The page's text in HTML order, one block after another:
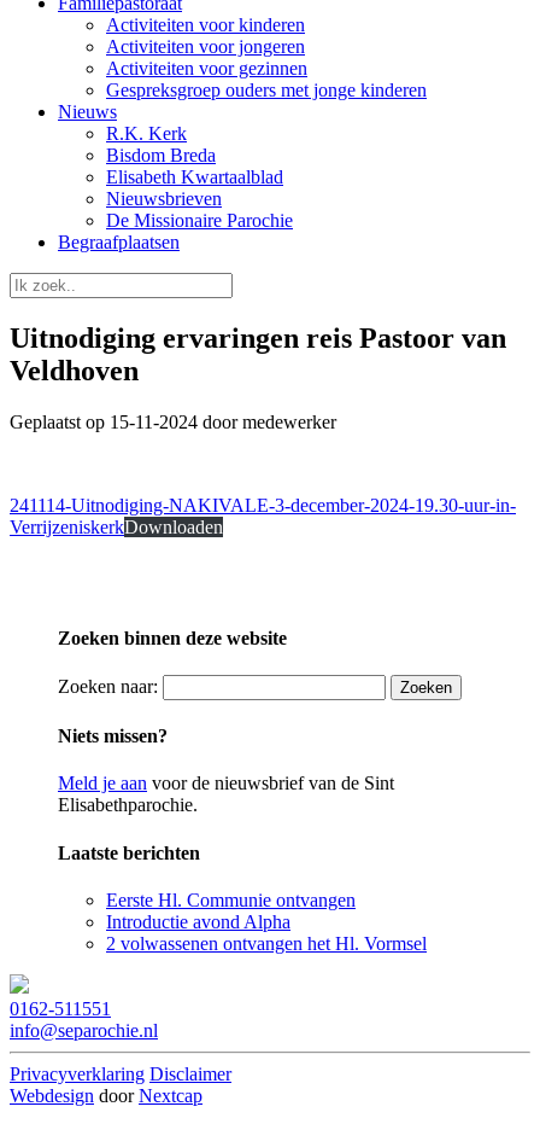
Activiteiten voor kinderen
Activiteiten voor jongeren
Activiteiten voor gezinnen
Gespreksgroep ouders met jonge kinderen
Nieuws
R.K. Kerk
Bisdom Breda
Elisabeth Kwartaalblad
Nieuwsbrieven
De Missionaire Parochie
Begraafplaatsen
Uitnodiging ervaringen reis Pastoor van
Veldhoven
Geplaatst op 15-11-2024 door medewerker
241114-Uitnodiging-NAKIVALE-3-december-2024-19.30-uur-in-
VerrijzeniskerkDownloaden
Zoeken binnen deze website
Zoeken naar:
Niets missen?
Meld je aan voor de nieuwsbrief van de Sint
Elisabethparochie.
Laatste berichten
Eerste Hl. Communie ontvangen
Introductie avond Alpha
2 volwassenen ontvangen het Hl. Vormsel
0162-511551
info@separochie.nl
Privacyverklaring Disclaimer
Webdesign doorNextcap